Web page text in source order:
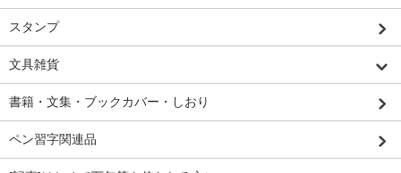
スタンプ
文具雑貨
書籍・文集・ブックカバー・しおり
ペン習字関連品